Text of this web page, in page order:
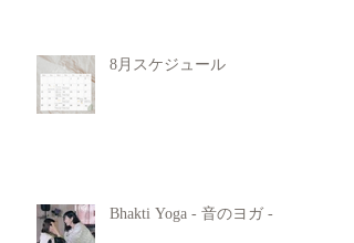
8月スケジュール
Bhakti Yoga - 音のヨガ -